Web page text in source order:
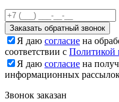
Заказать обратный звонок
Я даю согласие на
соответствии с Политикой
Я даю согласие на
информационных
Звонок заказан